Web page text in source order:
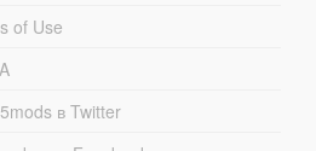
of Use
в Twitter